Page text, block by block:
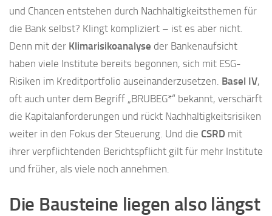
und Chancen entstehen durch Nachhaltigkeitsthemen für
die Bank selbst? Klingt kompliziert – ist es aber nicht.
Denn mit der Klimarisikoanalyse der Bankenaufsicht
haben viele Institute bereits begonnen, sich mit ESG-
Risiken im Kreditportfolio auseinanderzusetzen. Basel IV,
oft auch unter dem Begriff „BRUBEG*“ bekannt, verschärft
die Kapitalanforderungen und rückt Nachhaltigkeitsrisiken
weiter in den Fokus der Steuerung. Und die CSRD mit
ihrer verpflichtenden Berichtspflicht gilt für mehr Institute
und früher, als viele noch annehmen.
Die Bausteine liegen also längst